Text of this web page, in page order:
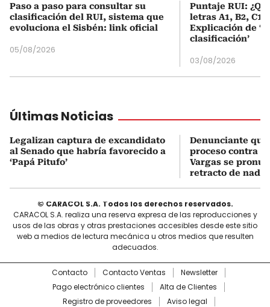
Paso a paso para consultar su
clasificación del RUI, sistema que
evoluciona el Sisbén: link oficial
05/08/2026
Puntaje RUI:
letras A1, B2, C1
Explicación de
clasificación’
03/08/2026
Últimas Noticias
Legalizan captura de excandidato
al Senado que habría favorecido a
‘Papá Pitufo’
Denunciante
proceso contra
Vargas se
retracto de nada”
© CARACOL S.A. Todos los derechos reservados.
CARACOL S.A. realiza una reserva expresa de las reproducciones y
usos de las obras y otras prestaciones accesibles desde este sitio
web a medios de lectura mecánica u otros medios que resulten
adecuados.
Contacto Contacto Ventas
Newsletter
Pago electrónico clientes
Alta de Clientes
Registro de proveedores
Aviso legal